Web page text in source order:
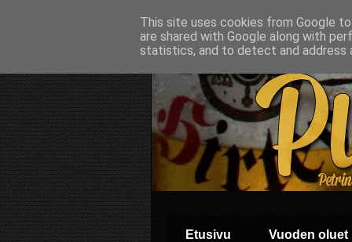
Etusivu Vuoden oluet
This site uses cookies from Google
are shared with Google along with
statistics, and to detect and address